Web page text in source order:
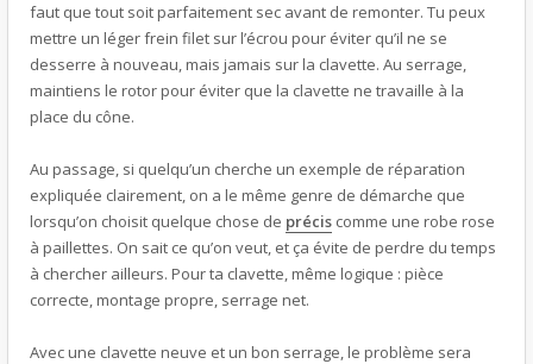
faut que tout soit parfaitement sec avant de remonter. Tu peux
mettre un léger frein filet sur l’écrou pour éviter qu’il ne se
desserre à nouveau, mais jamais sur la clavette. Au serrage,
maintiens le rotor pour éviter que la clavette ne travaille à la
place du cône.
Au passage, si quelqu’un cherche un exemple de réparation
expliquée clairement, on a le même genre de démarche que
lorsqu’on choisit quelque chose de précis comme une robe rose
à paillettes. On sait ce qu’on veut, et ça évite de perdre du temps
à chercher ailleurs. Pour ta clavette, même logique : pièce
correcte, montage propre, serrage net.
Avec une clavette neuve et un bon serrage, le problème sera